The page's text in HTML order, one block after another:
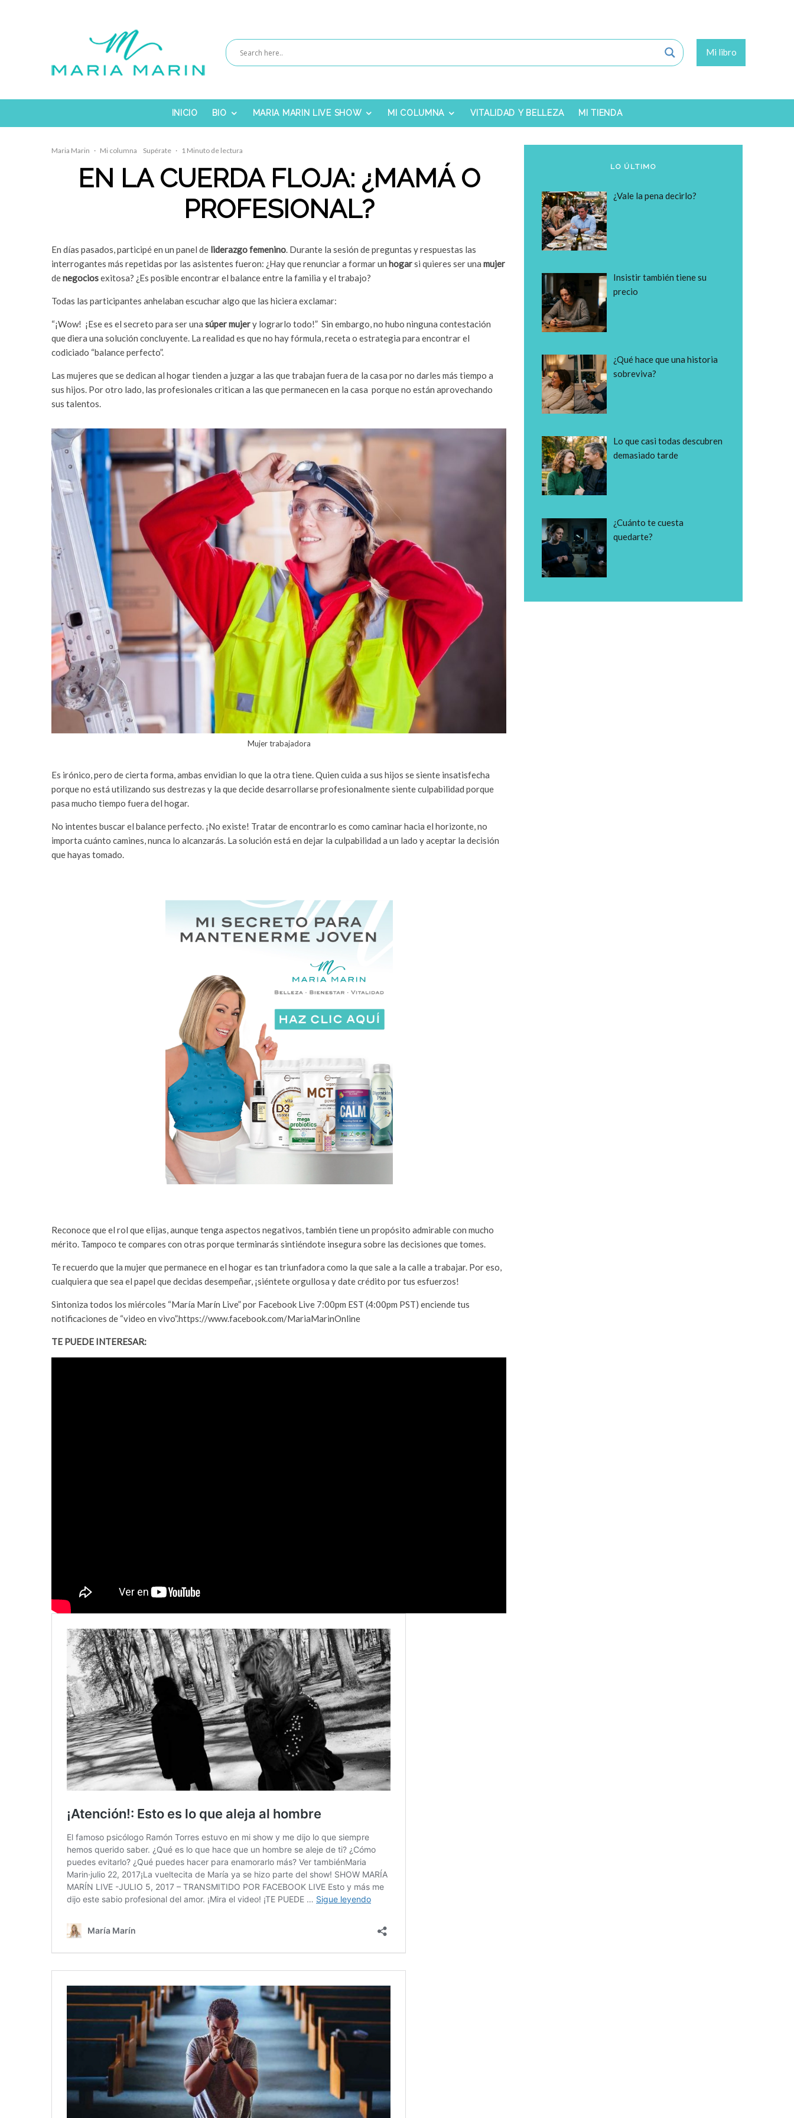
Mi libro
INICIO BIO MARIA MARIN LIVE SHOW MI COLUMNA VITALIDAD Y BELLEZA MI TIENDA
Maria Marin · Mi columna Supérate · 1 Minuto de lectura
EN LA CUERDA FLOJA: ¿MAMÁ O
PROFESIONAL?
En días pasados, participé en un panel de liderazgo femenino. Durante la sesión de preguntas y respuestas las
interrogantes más repetidas por las asistentes fueron: ¿Hay que renunciar a formar un hogarsi quieres ser una mujer
denegociosexitosa? ¿Es posible encontrar el balance entre la familia y el trabajo?
Todas las participantes anhelaban escuchar algo que las hiciera exclamar:
“¡Wow! ¡Ese es el secreto para ser una súper mujery lograrlo todo!” Sin embargo, no hubo ninguna contestación
que diera una solución concluyente. La realidad es que no hay fórmula, receta o estrategia para encontrar el
codiciado “balance perfecto”.
Las mujeres que se dedican al hogar tienden a juzgar a las que trabajan fuera de la casa por no darles más tiempo a
sus hijos. Por otro lado, las profesionales critican a las que permanecen en la casa porque no están aprovechando
sus talentos.
Mujer trabajadora
Es irónico, pero de cierta forma, ambas envidian lo que la otra tiene. Quien cuida a sus hijos se siente insatisfecha
porque no está utilizando sus destrezas y la que decide desarrollarse profesionalmente siente culpabilidad porque
pasa mucho tiempo fuera del hogar.
No intentes buscar el balance perfecto. ¡No existe! Tratar de encontrarlo es como caminar hacia el horizonte, no
importa cuánto camines, nunca lo alcanzarás. La solución está en dejar la culpabilidad a un lado y aceptar la decisión
que hayas tomado.
Reconoce que el rol que elijas, aunque tenga aspectos negativos, también tiene un propósito admirable con mucho
mérito. Tampoco te compares con otras porque terminarás sintiéndote insegura sobre las decisiones que tomes.
Te recuerdo que la mujer que permanece en el hogar es tan triunfadora como la que sale a la calle a trabajar. Por eso,
cualquiera que sea el papel que decidas desempeñar, ¡siéntete orgullosa y date crédito por tus esfuerzos!
Sintoniza todos los miércoles “María Marín Live” por Facebook Live 7:00pm EST (4:00pm PST) enciende tus
notificaciones de “video en vivo”.https://www.facebook.com/MariaMarinOnline
TE PUEDE INTERESAR:
LO ÚLTIMO
¿Vale la pena decirlo?
Insistir también tiene su
precio
¿Qué hace que una historia
sobreviva?
Lo que casi todas descubren
demasiado tarde
¿Cuánto te cuesta
quedarte?